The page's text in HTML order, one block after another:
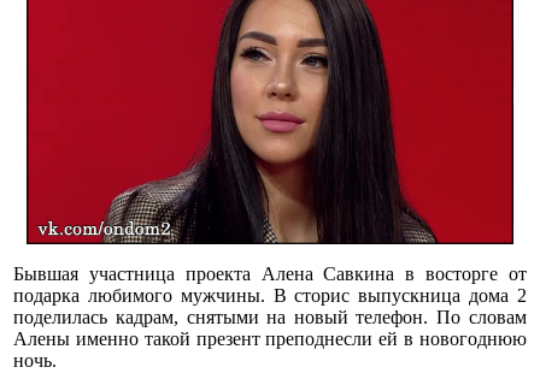
Бывшая участница проекта Алена Савкина в восторге от
подарка любимого мужчины. В сторис выпускница дома 2
поделилась кадрам, снятыми на новый телефон. По словам
Алены именно такой презент преподнесли ей в новогоднюю
ночь.